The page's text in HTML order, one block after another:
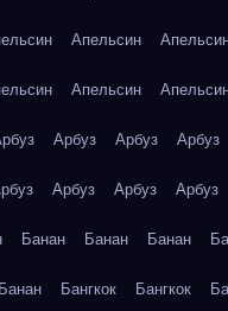
Апельсин
Апельсин
Арбуз Арбуз Арбуз
Арбуз Арбуз Арбуз
Банан Банан Банан
Банан Бангкок Бангкок